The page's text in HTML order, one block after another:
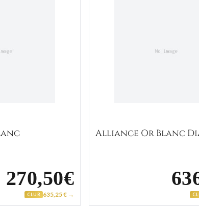
270,50€
CLUB 635,25 € →
Alliance Or Blanc